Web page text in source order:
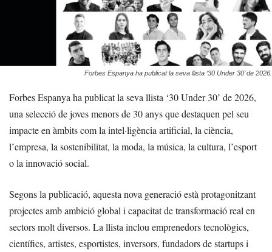
Forbes Espanya ha publicat la seva llista ‘30 Under 30’ de 2026.
Forbes Espanya ha publicat la seva llista ‘30 Under 30’ de 2026,
una selecció de joves menors de 30 anys que destaquen pel seu
impacte en àmbits com la intel·ligència artificial, la ciència,
l’empresa, la sostenibilitat, la moda, la música, la cultura, l’esport
o la innovació social.
Segons la publicació, aquesta nova generació està protagonitzant
projectes amb ambició global i capacitat de transformació real en
sectors molt diversos. La llista inclou emprenedors tecnològics,
científics, artistes, esportistes, inversors, fundadors de startups i